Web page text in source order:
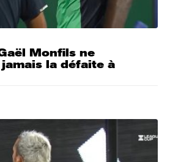
Monfils ne
la défaite à